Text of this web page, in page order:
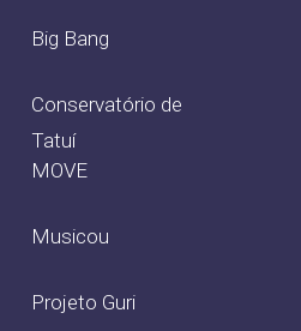
Big Bang
Conservatório de
Tatuí
MOVE
Musicou
Projeto Guri